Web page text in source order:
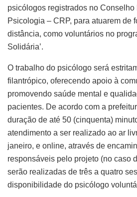
psicólogos registrados no
Psicologia – CRP, para atuarem de
distância, como voluntários no
Solidária’.
O trabalho do psicólogo será
filantrópico, oferecendo apoio à
promovendo saúde mental e
pacientes. De acordo com a
duração de até 50 (cinquenta)
atendimento a ser realizado ao ar
janeiro, e online, através de
responsáveis pelo projeto (no caso
serão realizadas de três a quatro
disponibilidade do psicólogo